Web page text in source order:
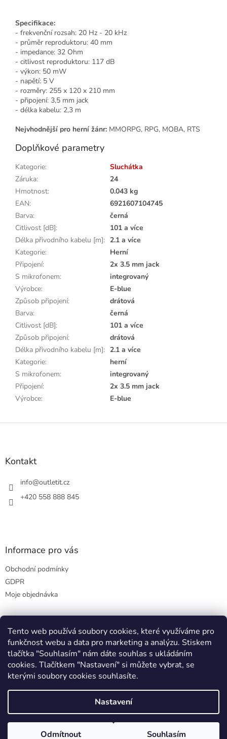
Tento web používá soubory cookies, které využíváme pro
funkčnost webu a data pro marketing a analýzu. Stiskem
tlačítka "Souhlasím" nám dáte souhlas s ukládáním
cookies. Tlačítkem "Nastavení" si můžete vybrat, se
kterými soubory cookies souhlasíte.
Nastavení
Odmítnout Souhlasím
Specifikace:
- frekvenční rozsah: 20 Hz - 20 kHz
- průměr reproduktoru: 40 mm
- impedance: 32 Ohm
- citlivost reproduktoru: 117 dB
- výkon: 50 mW
- napětí: 5 V
- rozměry: 255 x 120 x 210 mm
- připojení: 3,5 mm jack
- délka kabelu: 2,3 m
Nejvhodnější pro herní žánr: MMORPG, RPG, MOBA, RTS
Doplňkové parametry
Kategorie:
Sluchátka
Záruka:
24
Hmotnost:
0.043 kg
EAN:
6921607104745
Barva:
černá
Citlivost [dB]:
101 a více
Délka přivodního kabelu [m]: 2.1 a více
Kategorie:
Herní
Připojení:
2x 3.5 mm jack
S mikrofonem:
integrovaný
Výrobce:
E-blue
Způsob připojení:
drátová
Barva:
černá
Citlivost [dB]:
101 a více
Způsob připojení:
drátová
Délka přivodního kabelu [m]: 2.1 a více
Kategorie:
herní
S mikrofonem:
integrovaný
Připojení:
2x 3.5 mm jack
Výrobce: E-blue
Z
Kontakt
info@outletit.cz
+420 558 888 845
Informace pro vás
Obchodní podmínky
GDPR
Moje objednávka
Přijímáme online platby
Vytvořil Shoptet
Copyright 2026 . Všechna práva vyhrazena.